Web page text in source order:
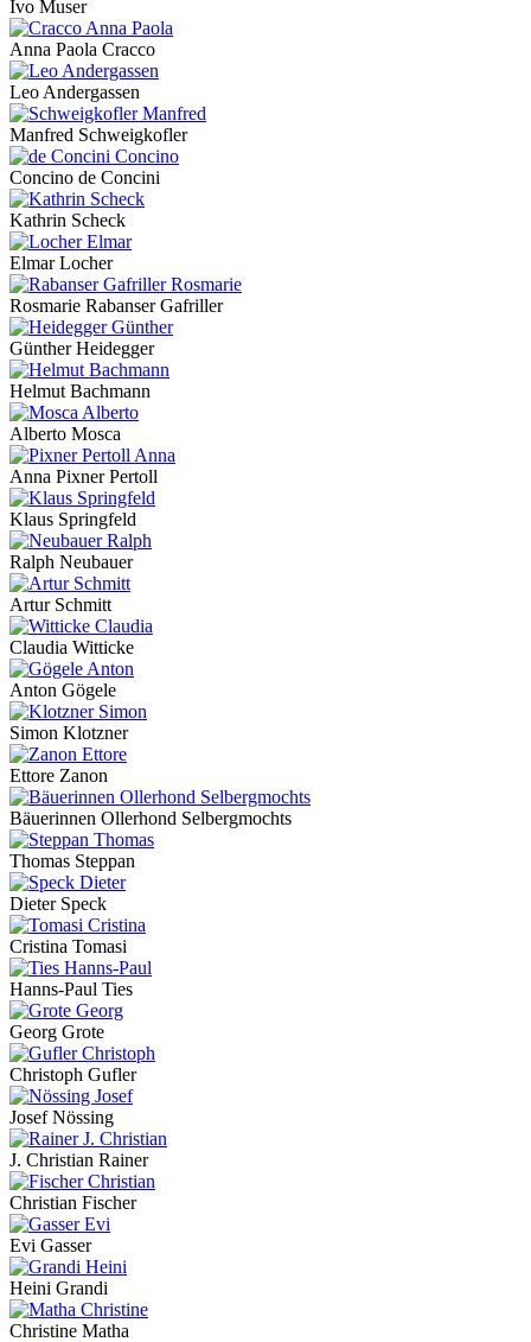
Ivo Muser
Anna Paola Cracco
Leo Andergassen
Manfred Schweigkofler
Concino de Concini
Kathrin Scheck
Elmar Locher
Rosmarie Rabanser Gafriller
Günther Heidegger
Helmut Bachmann
Alberto Mosca
Anna Pixner Pertoll
Klaus Springfeld
Ralph Neubauer
Artur Schmitt
Claudia Witticke
Anton Gögele
Simon Klotzner
Ettore Zanon
Bäuerinnen Ollerhond Selbergmochts
Thomas Steppan
Dieter Speck
Cristina Tomasi
Hanns-Paul Ties
Georg Grote
Christoph Gufler
Josef Nössing
J. Christian Rainer
Christian Fischer
Evi Gasser
Heini Grandi
Christine Matha